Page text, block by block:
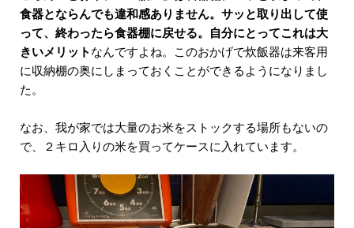
食器とならんでも違和感ありません。サッと取り出して使
って、終わったら食器棚に戻せる。自分にとってこれは大
きいメリット なんですよね。このおかげで炊飯器は来客用
に収納棚の奥にしまっておくことができるようになりまし
た。
なお、我が家では大量のお米をストックする場所もないの
で、２キロ入りの米を買ってケースに入れています。